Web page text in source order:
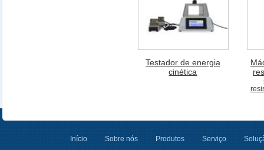
Testador de energia
cinética
Início Sobre nós Produtos Serviço